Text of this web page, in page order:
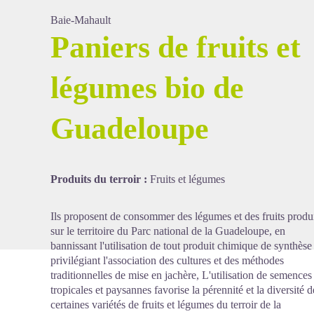
Baie-Mahault
Paniers de fruits et
légumes bio de
Guadeloupe
Produits du terroir : Fruits et légumes
Ils proposent de consommer des légumes et des fruits
sur le territoire du Parc national de la Guadeloupe, en
bannissant l'utilisation de tout produit chimique de synthèse
privilégiant l'association des cultures et des méthodes
traditionnelles de mise en jachère, L'utilisation de semences
tropicales et paysannes favorise la pérennité et la diversité
certaines variétés de fruits et légumes du terroir de la